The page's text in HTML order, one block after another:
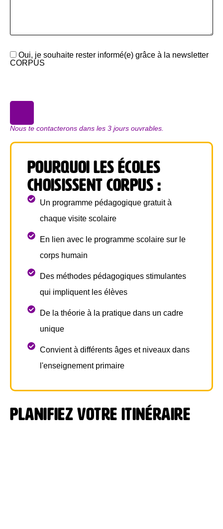
Oui, je souhaite rester informé(e) grâce à la newsletter
CORPUS
Nous te contacterons dans les 3 jours ouvrables.
Pourquoi les écoles
choisissent CORPUS :
Un programme pédagogique gratuit à
chaque visite scolaire
En lien avec le programme scolaire sur le
corps humain
Des méthodes pédagogiques stimulantes
qui impliquent les élèves
De la théorie à la pratique dans un cadre
unique
Convient à différents âges et niveaux dans
l'enseignement primaire
Planifiez votre itinéraire